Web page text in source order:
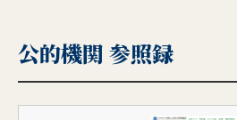
公的機関 参照録